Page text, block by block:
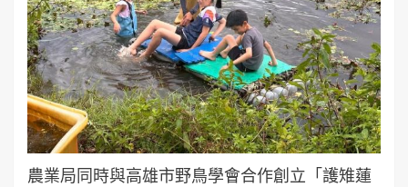
農業局同時與高雄市野鳥學會合作創立「護雉蓮